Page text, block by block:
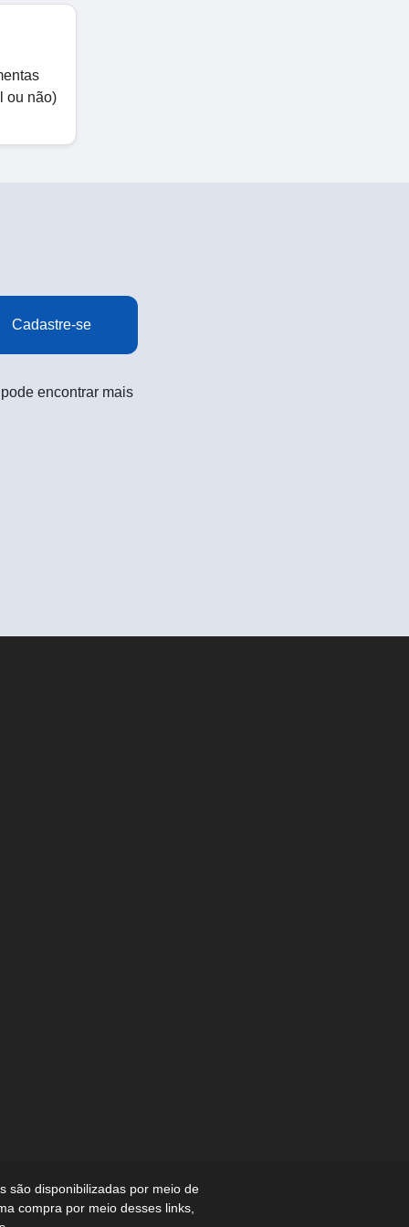
ou não)
Cadastre-se
encontrar mais
são disponibilizadas por meio de
compra por meio desses links,